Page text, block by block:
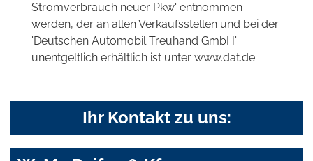
Stromverbrauch neuer Pkw' entnommen
werden, der an allen Verkaufsstellen und bei der
'Deutschen Automobil Treuhand GmbH'
unentgeltlich erhältlich ist unter www.dat.de.
Ihr Kontakt zu uns: